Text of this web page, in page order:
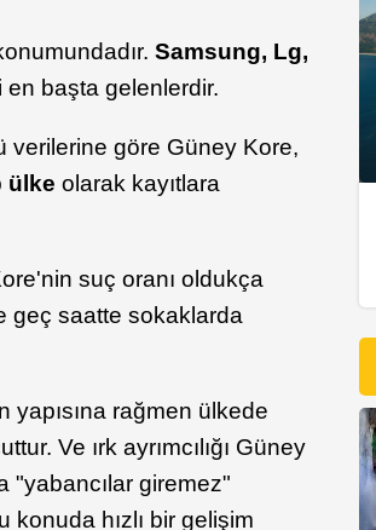
Samsung, Lg,
başta gelenlerdir.
verilerine göre Güney Kore,
ülke olarak kayıtlara
suç oranı oldukça
geç saatte sokaklarda
yapısına rağmen ülkede
Ve ırk ayrımcılığı Güney
"yabancılar giremez"
konuda hızlı bir gelişim